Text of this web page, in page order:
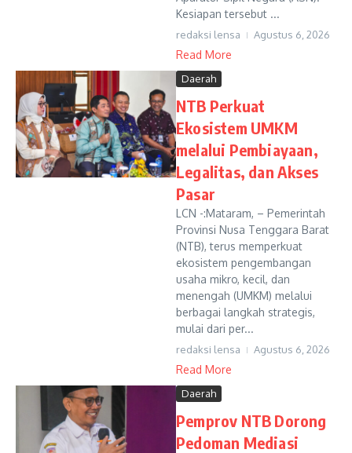
Kesiapan tersebut ...
redaksi lensa Agustus 6, 2026
Read More
Daerah
NTB Perkuat
Ekosistem UMKM
melalui Pembiayaan,
Legalitas, dan Akses
Pasar
LCN -:Mataram, – Pemerintah
Provinsi Nusa Tenggara Barat
(NTB), terus memperkuat
ekosistem pengembangan
usaha mikro, kecil, dan
menengah (UMKM) melalui
berbagai langkah strategis,
mulai dari per...
redaksi lensa Agustus 6, 2026
Read More
Daerah
Pemprov NTB Dorong
Pedoman Mediasi